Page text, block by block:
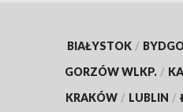
BIAŁYSTOK /
GORZÓW WLKP. /
KRAKÓW / LUBLIN /